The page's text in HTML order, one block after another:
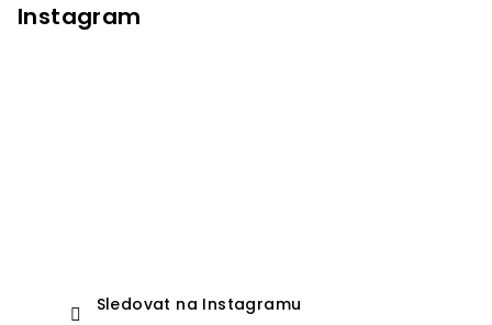
Instagram
Sledovat na Instagramu